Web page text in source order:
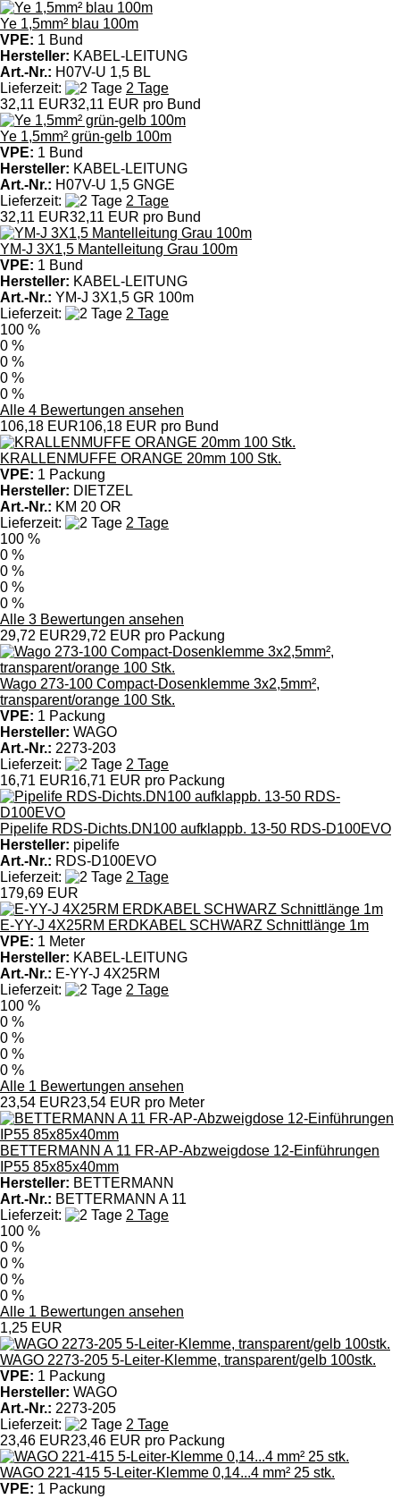
Ye 1,5mm² blau 100m
VPE: 1 Bund
Hersteller: KABEL-LEITUNG
Art.-Nr.: H07V-U 1,5 BL
Lieferzeit:
2 Tage
32,11 EUR32,11 EUR pro Bund
Ye 1,5mm² grün-gelb 100m
VPE: 1 Bund
Hersteller: KABEL-LEITUNG
Art.-Nr.: H07V-U 1,5 GNGE
Lieferzeit:
2 Tage
32,11 EUR32,11 EUR pro Bund
YM-J 3X1,5 Mantelleitung Grau 100m
VPE: 1 Bund
Hersteller: KABEL-LEITUNG
Art.-Nr.: YM-J 3X1,5 GR 100m
Lieferzeit:
2 Tage
100 %
0 %
0 %
0 %
0 %
Alle 4 Bewertungen ansehen
106,18 EUR106,18 EUR pro Bund
KRALLENMUFFE ORANGE 20mm 100 Stk.
VPE: 1 Packung
Hersteller: DIETZEL
Art.-Nr.: KM 20 OR
Lieferzeit:
2 Tage
100 %
0 %
0 %
0 %
0 %
Alle 3 Bewertungen ansehen
29,72 EUR29,72 EUR pro Packung
Wago 273-100 Compact-Dosenklemme 3x2,5mm²,
transparent/orange 100 Stk.
VPE: 1 Packung
Hersteller: WAGO
Art.-Nr.: 2273-203
Lieferzeit:
2 Tage
16,71 EUR16,71 EUR pro Packung
Pipelife RDS-Dichts.DN100 aufklappb. 13-50 RDS-D100EVO
Hersteller: pipelife
Art.-Nr.: RDS-D100EVO
Lieferzeit:
2 Tage
179,69 EUR
E-YY-J 4X25RM ERDKABEL SCHWARZ Schnittlänge 1m
VPE: 1 Meter
Hersteller: KABEL-LEITUNG
Art.-Nr.: E-YY-J 4X25RM
Lieferzeit:
2 Tage
100 %
0 %
0 %
0 %
0 %
Alle 1 Bewertungen ansehen
23,54 EUR23,54 EUR pro Meter
BETTERMANN A 11 FR-AP-Abzweigdose 12-Einführungen
IP55 85x85x40mm
Hersteller: BETTERMANN
Art.-Nr.: BETTERMANN A 11
Lieferzeit:
2 Tage
100 %
0 %
0 %
0 %
0 %
Alle 1 Bewertungen ansehen
1,25 EUR
WAGO 2273-205 5-Leiter-Klemme, transparent/gelb 100stk.
VPE: 1 Packung
Hersteller: WAGO
Art.-Nr.: 2273-205
Lieferzeit:
2 Tage
23,46 EUR23,46 EUR pro Packung
WAGO 221-415 5-Leiter-Klemme 0,14...4 mm² 25 stk.
VPE: 1 Packung